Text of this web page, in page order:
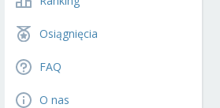
Osiągnięcia
FAQ
O nas